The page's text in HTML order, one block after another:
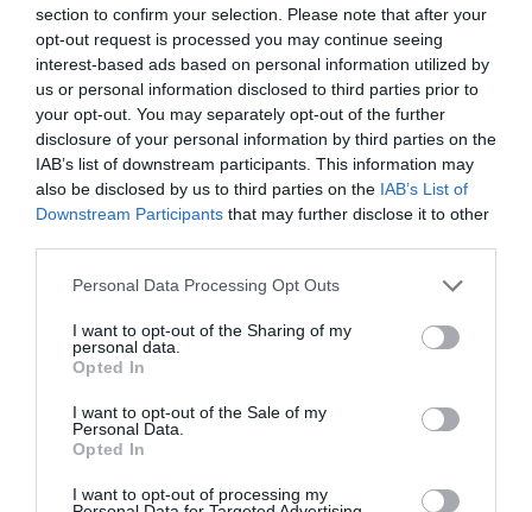
section to confirm your selection. Please note that after your
opt-out request is processed you may continue seeing
interest-based ads based on personal information utilized by
us or personal information disclosed to third parties prior to
your opt-out. You may separately opt-out of the further
disclosure of your personal information by third parties on the
IAB’s list of downstream participants. This information may
also be disclosed by us to third parties on the IAB’s List of
Downstream Participants that may further disclose it to other
Please note that this website/app uses one or more Google
not limited to your visit or usage behaviour. You may click to
grant or deny consent to Google and its third-party tags to
use your data for below specified purposes in below Google
consent section.
Personal Data Processing Opt Outs
I want to opt-out of the Sharing of my
personal data.
Opted In
I want to opt-out of the Sale of my
Personal Data.
Opted In
I want to opt-out of processing my
és egy csobbanó dézsa hiányzik a közeléből. Inkább
ezen munkálkodjanak! (lényegesen nagyobb a feeling és
jóval olcsóbb mint a sátor) „
Ez tragikus lenne, sokan csak ezért jártak ide télen,
mert itt lehetett szabadtéren úszni, egyébként máshova
mentek volna. Nem csak a feledhetetlen élmény veszne
A törzsközönségből mindenki a nyitott 50es miatt
jár(t) ide. Első csapás a kültéri szauna megszüntetése
volt, most ez sátor valszeg megadja a végső döfést. A
Széchenyiből is már csak a hosszabb nyitvatartás
miatt jöttünk vissza, de marad a Pala es a Széchenyi
ezek szerint…”